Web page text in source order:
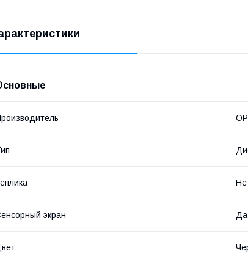
экран Да